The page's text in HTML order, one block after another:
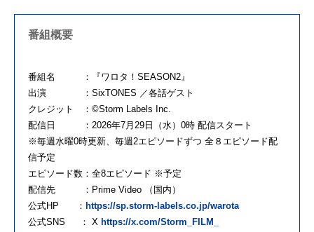
番組概要
番組名 ：『ワロタ！SEASON2』
出演 ：SixTONES ／各話ゲスト
クレジット ：©Storm Labels Inc.
配信日 ：2026年7月29日（水）0時 配信スタート
※毎週水曜0時更新、毎週2エピソードずつ 全８エピソード配
信予定
エピソード数：全8エピソード ※予定
配信先 ：Prime Video （国内）
公式HP ： https://sp.storm-labels.co.jp/warota
公式SNS ： X https://x.com/Storm_FILM_